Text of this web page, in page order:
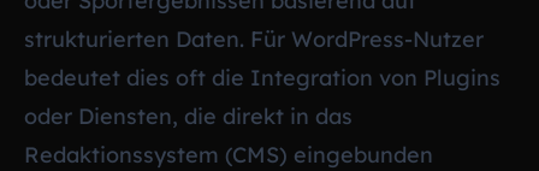
strukturierten Daten. Für WordPress-Nutzer
bedeutet dies oft die Integration von Plugins
oder Diensten, die direkt in das
Redaktionssystem (CMS) eingebunden